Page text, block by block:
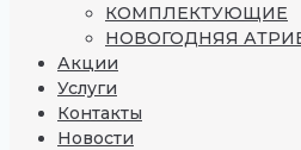
КОМПЛЕКТУЮЩИЕ
НОВОГОДНЯЯ
Акции
Услуги
Контакты
Новости